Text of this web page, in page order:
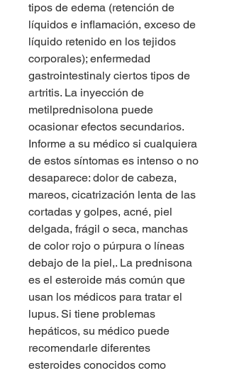
tipos de edema (retención de
líquidos e inflamación, exceso de
líquido retenido en los tejidos
corporales); enfermedad
gastrointestinaly ciertos tipos de
artritis. La inyección de
metilprednisolona puede
ocasionar efectos secundarios.
Informe a su médico si cualquiera
de estos síntomas es intenso o no
desaparece: dolor de cabeza,
mareos, cicatrización lenta de las
cortadas y golpes, acné, piel
delgada, frágil o seca, manchas
de color rojo o púrpura o líneas
debajo de la piel,. La prednisona
es el esteroide más común que
usan los médicos para tratar el
lupus. Si tiene problemas
hepáticos, su médico puede
recomendarle diferentes
esteroides conocidos como